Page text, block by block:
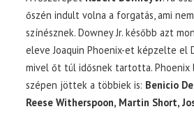
őszén indult volna a forgatás, ami
színésznek. Downey Jr. később azt
eleve Joaquin Phoenix-et képzelte el
mivel őt túl idősnek tartotta. Phoenix
szépen jöttek a többiek is: Benicio
Reese Witherspoon, Martin Short,